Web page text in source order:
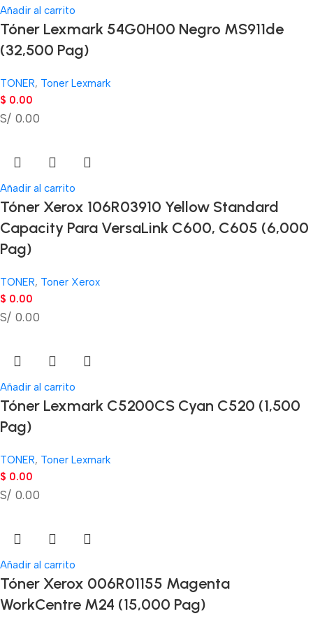
Añadir al carrito
Tóner Lexmark 54G0H00 Negro MS911de
(32,500 Pag)
TONER, Toner Lexmark
$ 0.00
S/ 0.00
Añadir al carrito
Tóner Xerox 106R03910 Yellow Standard
Capacity Para VersaLink C600, C605 (6,000
Pag)
TONER, Toner Xerox
$ 0.00
S/ 0.00
Añadir al carrito
Tóner Lexmark C5200CS Cyan C520 (1,500
Pag)
TONER, Toner Lexmark
$ 0.00
S/ 0.00
Añadir al carrito
Tóner Xerox 006R01155 Magenta
WorkCentre M24 (15,000 Pag)